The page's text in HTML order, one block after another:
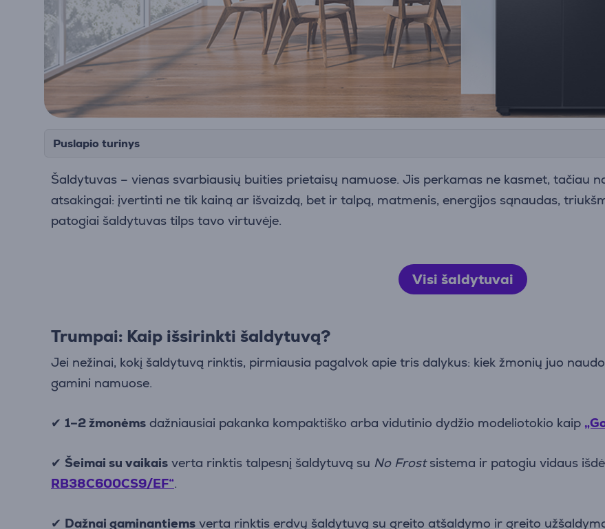
Puslapio turinys
Šaldytuvas – vienas svarbiausių buities prietaisų namuose. Jis perkamas ne kasmet, tačiau
atsakingai: įvertinti ne tik kainą ar išvaizdą, bet ir talpą, matmenis, energijos sąnaudas,
patogiai šaldytuvas tilps tavo virtuvėje.
Visi šaldytuvai
Trumpai: Kaip išsirinkti šaldytuvą?
Jei nežinai, kokį šaldytuvą rinktis, pirmiausia pagalvok apie tris dalykus: kiek žmonių juo
gamini namuose.
✔ 1–2 žmonėms dažniausiai pakanka kompaktiško arba vidutinio dydžio modeliotokio kaip
✔ Šeimai su vaikais verta rinktis talpesnį šaldytuvą su No Frostsistema ir patogiu vidaus
RB38C600CS9/EF“.
✔ Dažnai gaminantiems verta rinktis erdvų šaldytuvą su greito atšaldymo ir greito